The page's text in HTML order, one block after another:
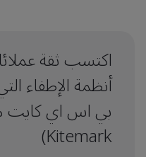
اكتسب ثقة
أنظمة الإطفاء
Kitemark)